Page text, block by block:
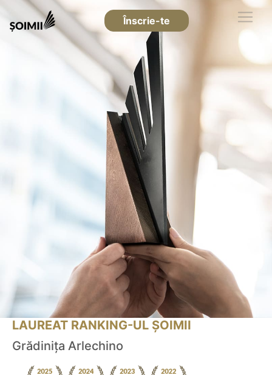
Înscrie-te
LAUREAT RANKING-UL ȘOIMII
Grădinița Arlechino